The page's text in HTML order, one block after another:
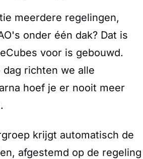
meerdere regelingen,
onder één dak? Dat is
voor is gebouwd.
dag richten we alle
hoef je er nooit meer
krijgt automatisch de
afgestemd op de regeling